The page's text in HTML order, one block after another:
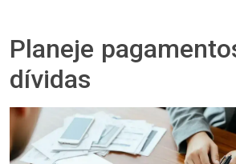
Planeje
dívidas